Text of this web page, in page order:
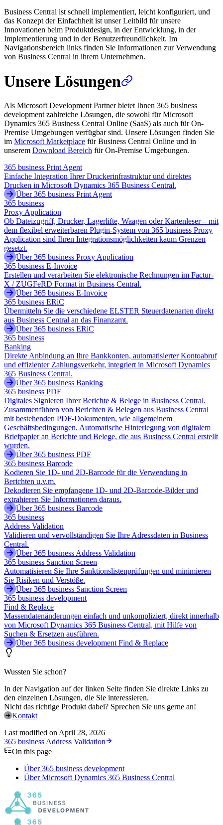
Business Central ist schnell implementiert, leicht konfiguriert, und
das Konzept der Einfachheit ist unser Leitbild für unsere
Innovationen beim Produktdesign, in der Entwicklung, in der
Implementierung und in der Benutzerfreundlichkeit. Im
Navigationsbereich links finden Sie Informationen zur Verwendung
von Business Central in ihrem Unternehmen.
Unsere Lösungen
Als Microsoft Development Partner bietet Ihnen 365 business
development zahlreiche Lösungen, die sowohl für Microsoft
Dynamics 365 Business Central Online (SaaS) als auch für On-
Premise Umgebungen verfügbar sind. Unsere Lösungen finden Sie
im Microsoft Marketplace für Business Central Online und in
unserem Download Bereich für On-Premise Umgebungen.
365 business Print Agent
Einfache Integration Ihrer Druckerinfrastruktur und direktes
Drucken in Microsoft Dynamics 365 Business Central.
Über 365 business Print Agent
365 business
Proxy Application
Ob Dateizugriff, Drucker, Lagerlifte, Waagen oder Kartenleser – mit
dem flexibel erweiterbaren Plugin-System von 365 business Proxy
Application sind Ihren Integrationsmöglichkeiten kaum Grenzen
gesetzt.
Über 365 business Proxy Application
365 business E-Invoice
Erstellen und verarbeiten Sie elektronische Rechnungen im Factur-
X / ZUGFeRD Format in Business Central.
Über 365 business E-Invoice
365 business ERiC
Übermitteln Sie die verschiedene ELSTER Steuerdatenarten direkt
aus Business Central an das Finanzamt.
Über 365 business ERiC
365 business
Banking
Direkte Anbindung an Ihre Bankkonten, automatisierter Kontoabruf
und effizienter Zahlungsverkehr, integriert in Microsoft Dynamics
365 Business Central.
Über 365 business Banking
365 business PDF
Digitales Signieren Ihrer Berichte & Belege in Business Central.
Zusammenführen von Berichten & Belegen aus Business Central
mit bestehenden PDF-Dokumenten, wie allgemeinem
Geschäftsbedingungen. Automatische Hinterlegung von digitalem
Briefpapier an Berichte und Belege, die aus Business Central erstellt
wurden.
Über 365 business PDF
365 business Barcode
Kodieren Sie 1D- und 2D-Barcode für die Verwendung in
Berichten u.v.m.
Dekodieren Sie empfangene 1D- und 2D-Barcode-Bilder und
extrahieren Sie Informationen daraus.
Über 365 business Barcode
365 business
Address Validation
Validieren und vervollständigen Sie Ihre Adressdaten in Business
Central.
Über 365 business Address Validation
365 business Sanction Screen
Automatisieren Sie Ihre Sanktionslistenprüfungen und minimieren
Sie Risiken und Verstöße.
Über 365 business Sanction Screen
365 business development
Find & Replace
Massendatenänderungen einfach und unkompliziert, direkt innerhalb
von Microsoft Dynamics 365 Business Central, mit Hilfe von
Suchen & Ersetzen ausführen.
Über 365 business development Find & Replace
Wussten Sie schon?
In der Navigation auf der linken Seite finden Sie direkte Links zu
den einzelnen Lösungen, die Sie interessieren.
Nicht das richtige Produkt dabei? Sprechen Sie uns gerne an!
Kontakt
Last modified on April 28, 2026
365 business Address Validation
On this page
Über 365 business development
Über Microsoft Dynamics 365 Business Central